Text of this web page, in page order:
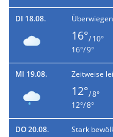
DI 18.08.
16°/ 10°
16°/ 9°
MI 19.08. Zeitweise
12°/ 8°
12°/ 8°
DO 20.08. Stark